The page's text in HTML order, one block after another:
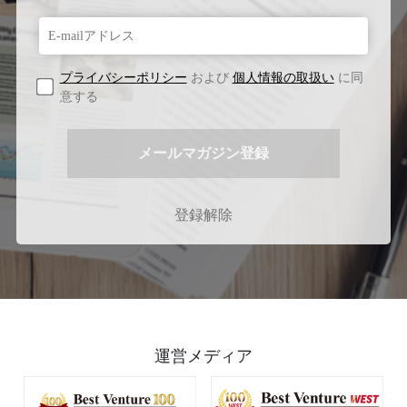
プライバシーポリシー および 個人情報の取扱いに同
意する
登録解除
運営メディア